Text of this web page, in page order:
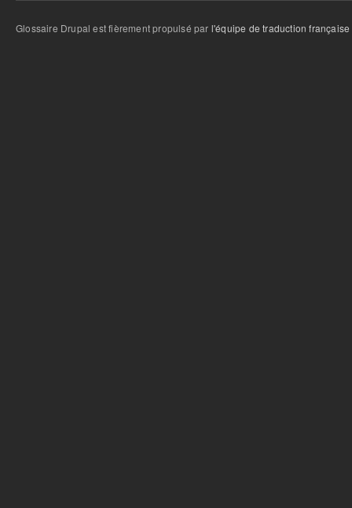
Glossaire Drupal est fièrement propulsé par l'équipe de traduction française